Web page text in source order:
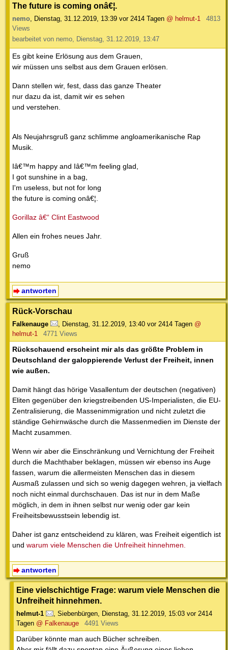
The future is coming onâ€¦.
nemo Dienstag, 31.12.2019, 13:39 vor 2414 Tagen @ helmut-1
4813
Views
bearbeitet von nemo, Dienstag, 31.12.2019, 13:47
Es gibt keine Erlösung aus dem Grauen,
wir müssen uns selbst aus dem Grauen erlösen.
Dann stellen wir, fest, dass das ganze Theater
nur dazu da ist, damit wir es sehen
und verstehen.
Als Neujahrsgruß ganz schlimme angloamerikanische Rap
Musik.
Iâ€™m happy and Iâ€™m feeling glad,
I got sunshine in a bag,
I'm useless, but not for long
the future is coming onâ€¦.
Gorillaz â€“ Clint Eastwood
Allen ein frohes neues Jahr.
Gruß
nemo
antworten
Rück-Vorschau
Falkenauge Dienstag, 31.12.2019, 13:40 vor 2414 Tagen @
helmut-1
4771 Views
Rückschauend erscheint mir als das größte Problem in
Deutschland der galoppierende Verlust der Freiheit, innen
wie außen.
Damit hängt das hörige Vasallentum der deutschen (negativen)
Eliten gegenüber den kriegstreibenden US-Imperialisten, die EU-
Zentralisierung, die Massenimmigration und nicht zuletzt die
ständige Gehirnwäsche durch die Massenmedien im Dienste der
Macht zusammen.
Wenn wir aber die Einschränkung und Vernichtung der Freiheit
durch die Machthaber beklagen, müssen wir ebenso ins Auge
fassen, warum die allermeisten Menschen das in diesem
Ausmaß zulassen und sich so wenig dagegen wehren, ja vielfach
noch nicht einmal durchschauen. Das ist nur in dem Maße
möglich, in dem in ihnen selbst nur wenig oder gar kein
Freiheitsbewusstsein lebendig ist.
Daher ist ganz entscheidend zu klären, was Freiheit eigentlich ist
und warum viele Menschen die Unfreiheit hinnehmen.
antworten
Eine vielschichtige Frage: warum viele Menschen die
Unfreiheit hinnehmen.
helmut-1 , Siebenbürgen, Dienstag, 31.12.2019, 15:03 vor 2414
Tagen @ Falkenauge 4491 Views
Darüber könnte man auch Bücher schreiben.